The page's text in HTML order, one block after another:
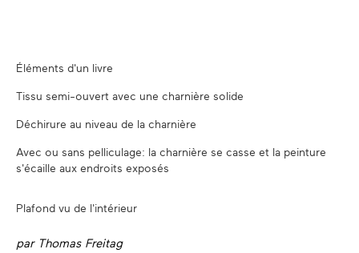
Éléments d'un livre
Tissu semi-ouvert avec une charnière solide
Déchirure au niveau de la charnière
Avec ou sans pelliculage: la charnière se casse et la peinture
s'écaille aux endroits exposés
Plafond vu de l'intérieur
par Thomas Freitag